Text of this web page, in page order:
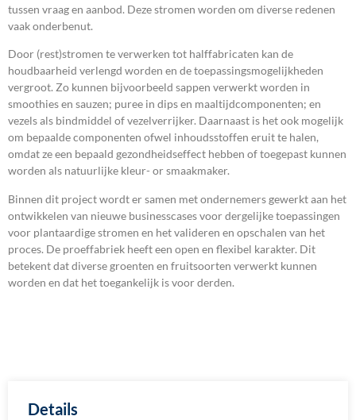
tussen vraag en aanbod. Deze stromen worden om diverse redenen
vaak onderbenut.
Door (rest)stromen te verwerken tot halffabricaten kan de
houdbaarheid verlengd worden en de toepassingsmogelijkheden
vergroot. Zo kunnen bijvoorbeeld sappen verwerkt worden in
smoothies en sauzen; puree in dips en maaltijdcomponenten; en
vezels als bindmiddel of vezelverrijker. Daarnaast is het ook mogelijk
om bepaalde componenten ofwel inhoudsstoffen eruit te halen,
omdat ze een bepaald gezondheidseffect hebben of toegepast kunnen
worden als natuurlijke kleur- or smaakmaker.
Binnen dit project wordt er samen met ondernemers gewerkt aan het
ontwikkelen van nieuwe businesscases voor dergelijke toepassingen
voor plantaardige stromen en het valideren en opschalen van het
proces. De proeffabriek heeft een open en flexibel karakter. Dit
betekent dat diverse groenten en fruitsoorten verwerkt kunnen
worden en dat het toegankelijk is voor derden.
Details